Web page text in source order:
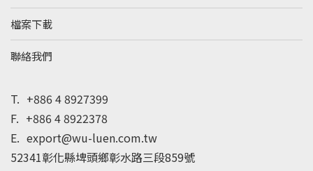
T. +886 4 8927399
F. +886 4 8922378
E. export@wu-luen.com.tw
52341彰化縣埤頭鄉彰水路三段859號
檔案下載
聯絡我們